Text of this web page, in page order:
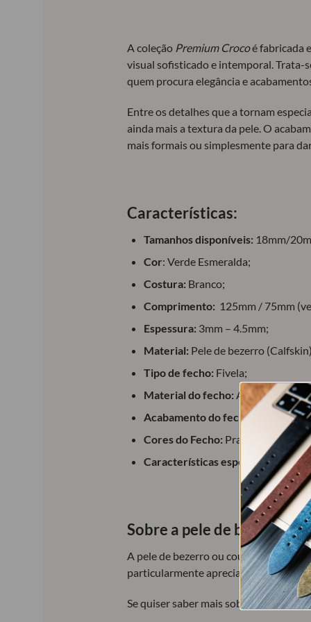
A coleção Premium Crocoé fabricada
visual sofisticado e intemporal. Trata-
quem procura elegância e
Entre os detalhes que a tornam
ainda mais a textura da pele. O
mais formais ou simplesmente para
Características:
Tamanhos disponíveis: 18mm/
Cor: Verde Esmeralda;
Costura: Branco;
Comprimento: 125mm / 75mm
Espessura: 3mm – 4.5mm;
Material: Pele de bezerro
Tipo de fecho: Fivela;
Material do fecho: Aço inoxidável;
Acabamento do fecho:
Polido
Cores do Fecho: Prateado,
Características especiais:molas
Sobre a pele de bezerro
A pele de bezerro ou couro de
particularmente apreciada devido à
Se quiser saber mais sobre a origem